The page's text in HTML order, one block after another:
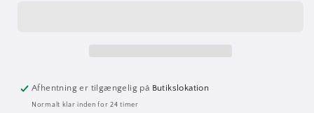
Pakke
Afhentning er tilgængelig på Butikslokation
Normalt klar inden for 24 timer